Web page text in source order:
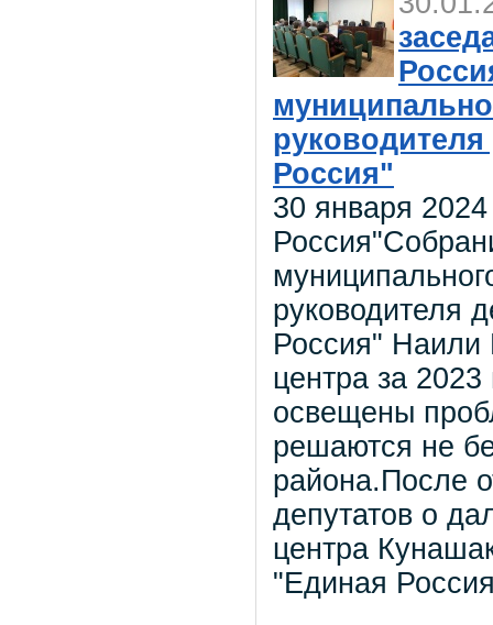
руководителя
Россия"
30 января
руководителя
Россия" Наили
центра за
освещены
решаются не
района.После
депутатов о
центра
"Единая